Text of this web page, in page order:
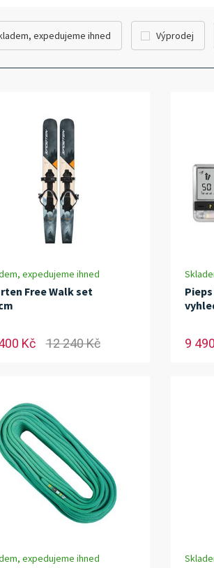
expedujeme ihned Výprodej
expedujeme ihned
Free Walk set
Kč 12 240 Kč 9
expedujeme ihned